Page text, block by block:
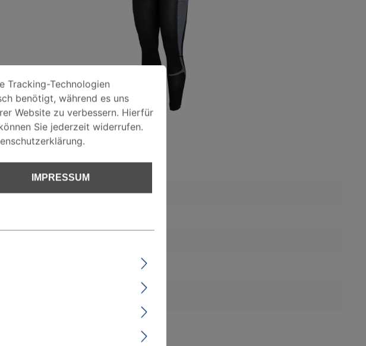
Technologien verwendet. Einige davon werden zwingen technisch
Tracking-Technologien
benötigt, während es uns
Website zu verbessern. Hierfür
Sie jederzeit widerrufen.
IMPRESSUM